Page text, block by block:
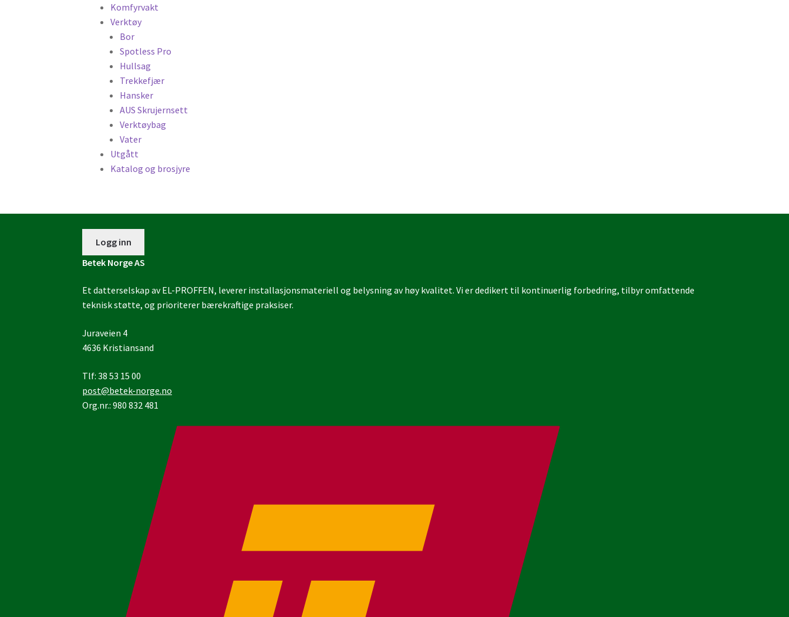
Komfyrvakt
Verktøy
Bor
Spotless Pro
Hullsag
Trekkefjær
Hansker
AUS Skrujernsett
Verktøybag
Vater
Utgått
Katalog og brosjyre
Logg inn
Betek Norge AS
Et datterselskap av EL-PROFFEN, leverer installasjonsmateriell og belysning av høy kvalitet. Vi er dedikert til kontinuerlig forbedring, tilbyr omfattende
teknisk støtte, og prioriterer bærekraftige praksiser.
Juraveien 4
4636 Kristiansand
Tlf: 38 53 15 00
post@betek-norge.no
Org.nr.: 980 832 481